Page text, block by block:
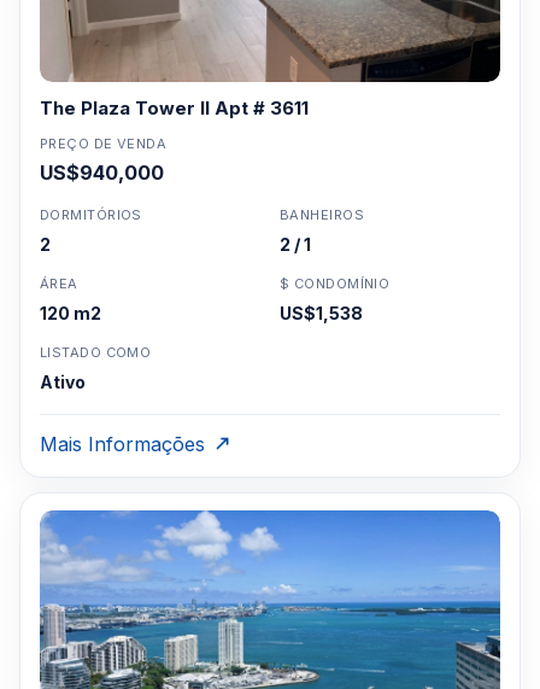
The Plaza Tower II Apt # 3611
PREÇO DE VENDA
US$940,000
DORMITÓRIOS
2
BANHEIROS
2 / 1
ÁREA
120 m2
$ CONDOMÍNIO
US$1,538
LISTADO COMO
Ativo
Mais Informações